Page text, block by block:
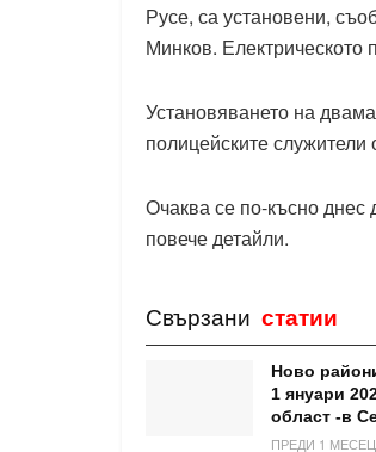
Русе, са установени,
Минков. Електрическото
Установяването на
полицейските
Очаква се по-късно
повече детайли.
Свързани статии
Ново
1 януари
област -в
ПРЕДИ 1 МЕСЕЦ